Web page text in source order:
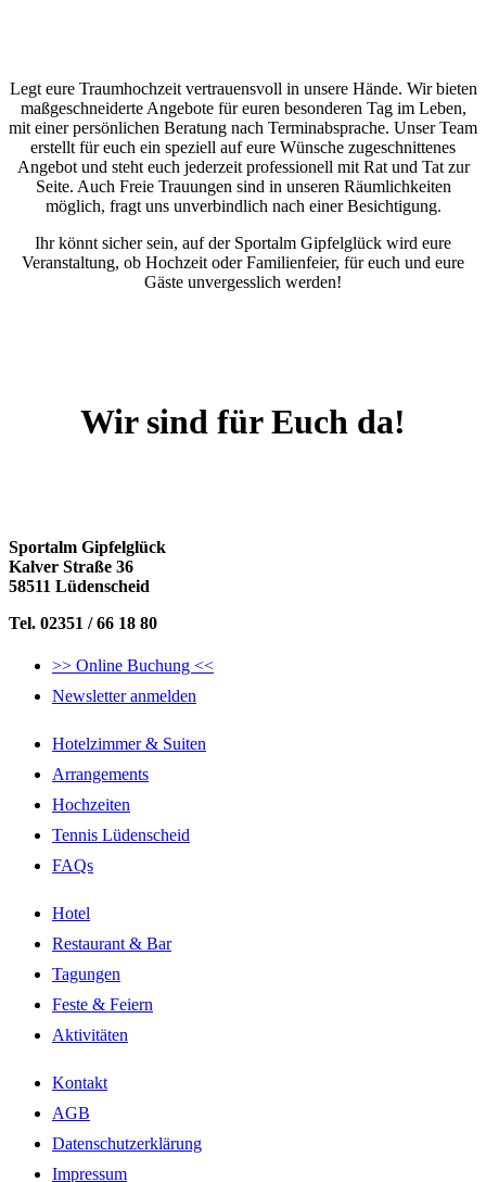
Legt eure Traumhochzeit vertrauensvoll in unsere Hände. Wir bieten
maßgeschneiderte Angebote für euren besonderen Tag im Leben,
mit einer persönlichen Beratung nach Terminabsprache. Unser Team
erstellt für euch ein speziell auf eure Wünsche zugeschnittenes
Angebot und steht euch jederzeit professionell mit Rat und Tat zur
Seite. Auch Freie Trauungen sind in unseren Räumlichkeiten
möglich, fragt uns unverbindlich nach einer Besichtigung.
Ihr könnt sicher sein, auf der Sportalm Gipfelglück wird eure
Veranstaltung, ob Hochzeit oder Familienfeier, für euch und eure
Gäste unvergesslich werden!
Wir sind für Euch da!
Sportalm Gipfelglück
Kalver Straße 36
58511 Lüdenscheid
Tel. 02351 / 66 18 80
>> Online Buchung <<
Newsletter anmelden
Hotelzimmer & Suiten
Arrangements
Hochzeiten
Tennis Lüdenscheid
FAQs
Hotel
Restaurant & Bar
Tagungen
Feste & Feiern
Aktivitäten
Kontakt
AGB
Datenschutzerklärung
Impressum